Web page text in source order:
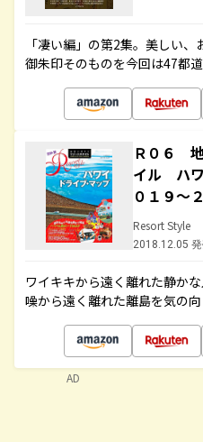
「凄い編」の第2集。美しい
御朱印そのものを今回は47都
Ｒ０６
イル ハ
０１９～
Resort Style
2018.12.05
ワイキキから遠く離れた静か
噪から遠く離れた離島を気の
AD